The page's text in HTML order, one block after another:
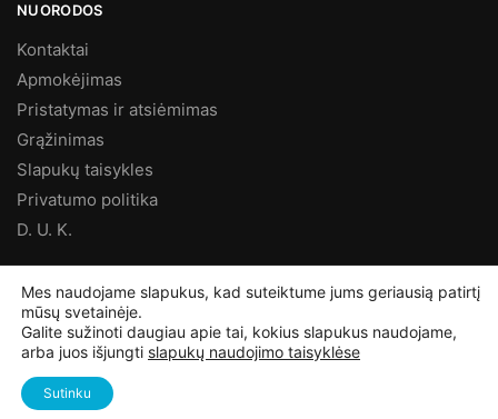
NUORODOS
Kontaktai
Apmokėjimas
Pristatymas ir atsiėmimas
Grąžinimas
Slapukų taisykles
Privatumo politika
D. U. K.
©Ampertas.lt2025, Visos teisės saugomos
Mes naudojame slapukus, kad suteiktume jums geriausią patirtį
mūsų svetainėje.
Galite sužinoti daugiau apie tai, kokius slapukus naudojame,
arba juos išjungti slapukų naudojimo taisyklėse
Sutinku